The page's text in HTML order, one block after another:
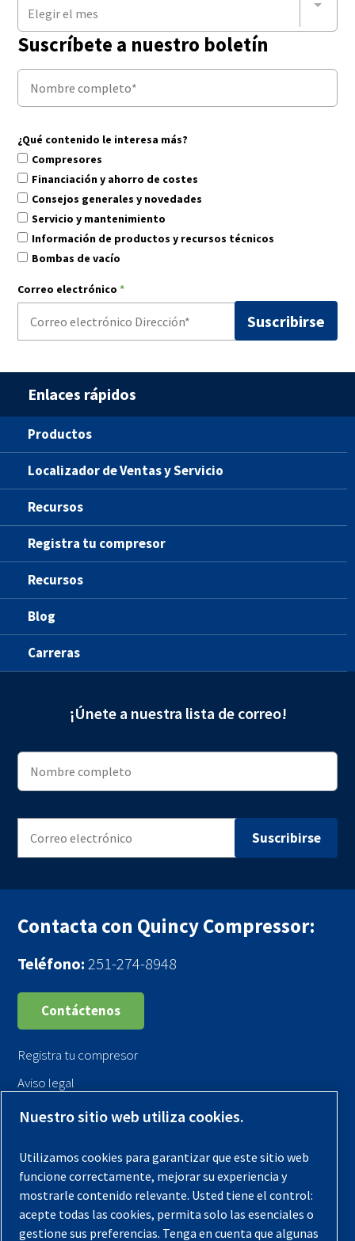
Elegir el mes
Suscríbete a nuestro boletín
¿Qué contenido le interesa más?
Compresores
Financiación y ahorro de costes
Consejos generales y novedades
Servicio y mantenimiento
Información de productos y recursos técnicos
Bombas de vacío
Correo electrónico *
Enlaces rápidos
Productos
Localizador de Ventas y Servicio
Recursos
Registra tu compresor
Recursos
Blog
Carreras
¡Únete a nuestra lista de correo!
Contacta con Quincy Compressor:
Teléfono: 251-274-8948
Contáctenos
Registra tu compresor
Aviso legal
Garantías
Términos y Condiciones
Mapa del sitio
© 2026 Quincy Compressor. Todos los derechos
Nuestro sitio web utiliza cookies.
Utilizamos cookies para garantizar que este sitio web
funcione correctamente, mejorar su experiencia y
mostrarle contenido relevante. Usted tiene el control:
acepte todas las cookies, permita solo las esenciales o
gestione sus preferencias. Tenga en cuenta que algunas